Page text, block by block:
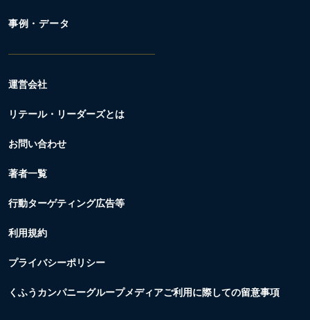
事例・データ
運営会社
リテール・リーダーズとは
お問い合わせ
著者一覧
行動ターゲティング広告等
利用規約
プライバシーポリシー
くふうカンパニーグループメディアご利用に際しての留意事項